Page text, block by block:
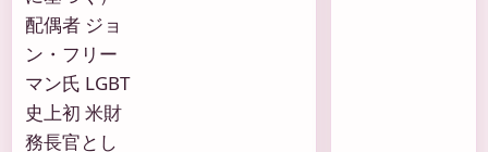
配偶者 ジョ
ン・フリー
マン氏 LGBT
史上初 米財
務長官とし